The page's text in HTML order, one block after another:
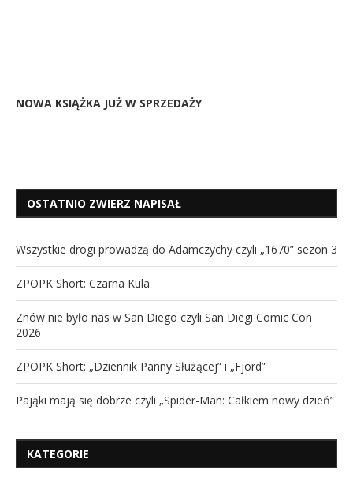
NOWA KSIĄŻKA JUŻ W SPRZEDAŻY
OSTATNIO ZWIERZ NAPISAŁ
Wszystkie drogi prowadzą do Adamczychy czyli „1670” sezon 3
ZPOPK Short: Czarna Kula
Znów nie było nas w San Diego czyli San Diegi Comic Con
2026
ZPOPK Short: „Dziennik Panny Służącej” i „Fjord”
Pająki mają się dobrze czyli „Spider-Man: Całkiem nowy dzień”
KATEGORIE